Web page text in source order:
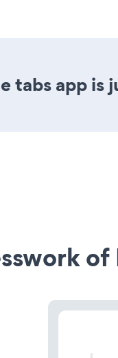
tabs app is